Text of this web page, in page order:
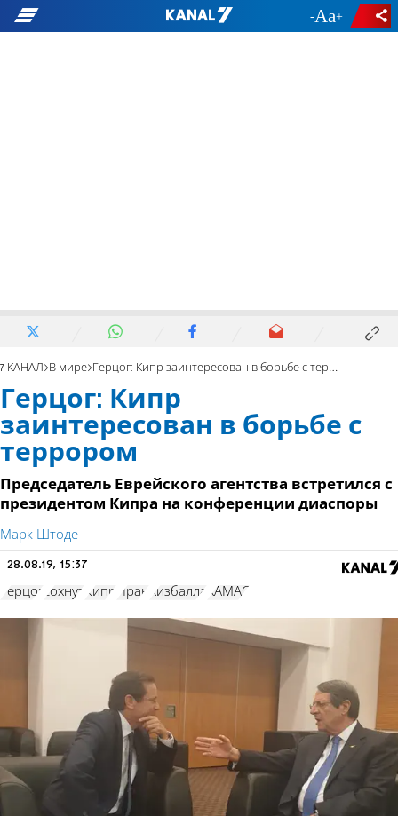
- +
7 КАНАЛ В мире Герцог: Кипр заинтересован в борьбе с террором
Герцог: Кипр
заинтересован в борьбе с
террором
Председатель Еврейского агентства встретился с
президентом Кипра на конференции диаспоры
Марк Штоде
28.08.19, 15:37
Герцог сохнут Кипр Иран Хизбалла ХАМАС